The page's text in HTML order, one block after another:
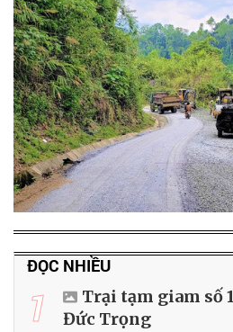
ĐỌC NHIỀU
1
Trại tạm giam số
Đức Trọng